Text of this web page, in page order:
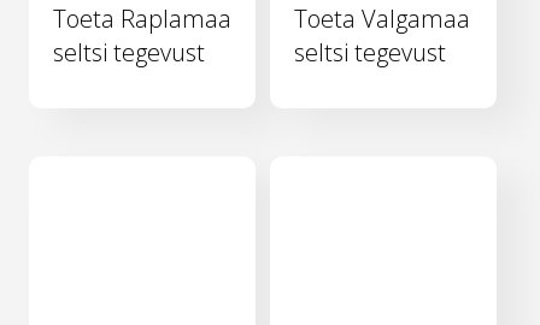
Toeta Raplamaa
seltsi tegevust
Toeta Valgamaa
seltsi tegevust